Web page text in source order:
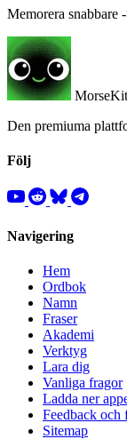
Memorera snabbare
MorseKit
Den premiuma
Följ
Navigering
Hem
Ordbok
Namn
Fraser
Akademi
Verktyg
Lara dig
Vanliga fragor
Ladda ner
Feedback och
Sitemap